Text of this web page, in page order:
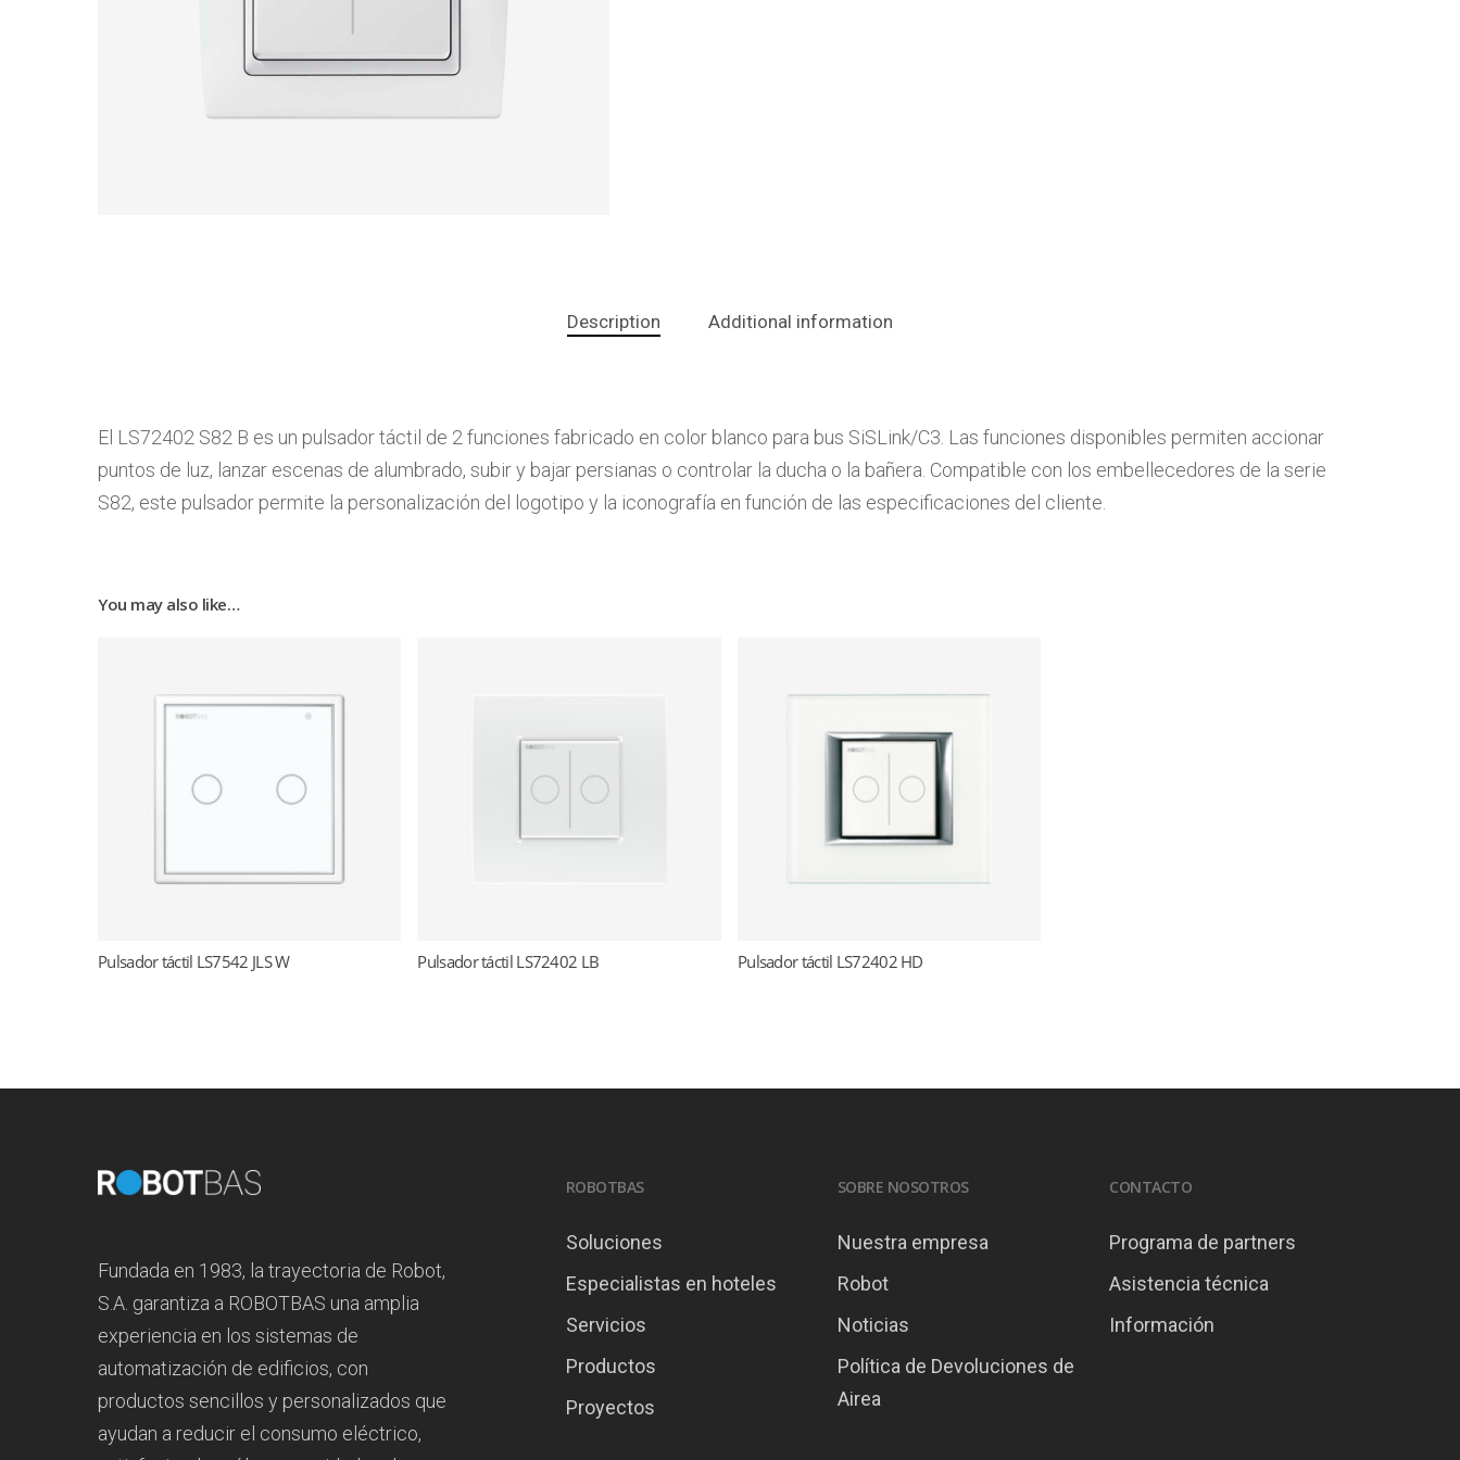
Description Additional information
El LS72402 S82 B es un pulsador táctil de 2 funciones fabricado en color blanco para bus SiSLink/C3. Las funciones disponibles permiten accionar
puntos de luz, lanzar escenas de alumbrado, subir y bajar persianas o controlar la ducha o la bañera. Compatible con los embellecedores de la serie
S82, este pulsador permite la personalización del logotipo y la iconografía en función de las especificaciones del cliente.
You may also like…
Read more
Pulsador táctil LS7542 JLS W Read more
Pulsador táctil LS72402 LB Read more
Pulsador táctil LS72402 HD
Fundada en 1983, la trayectoria de Robot,
S.A. garantiza a ROBOTBAS una amplia
experiencia en los sistemas de
automatización de edificios, con
productos sencillos y personalizados que
ayudan a reducir el consumo eléctrico,
ROBOTBAS
Soluciones
Especialistas en hoteles
Servicios
Productos
Proyectos
SOBRE NOSOTROS
Nuestra empresa
Robot
Noticias
Política de Devoluciones de
Airea
CONTACTO
Programa de partners
Asistencia técnica
Información